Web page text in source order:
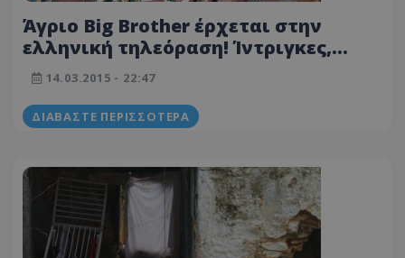
Άγριο Big Brother έρχεται στην
ελληνική τηλεόραση! Ίντριγκες,
πάθη και γυμνά πλάνα
14.03.2015 - 22:47
ΔΙΑΒΆΣΤΕ ΠΕΡΙΣΣΌΤΕΡΑ